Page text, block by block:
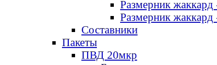
Размерник
Размерник
Составники
Пакеты
ПВД 20мкр